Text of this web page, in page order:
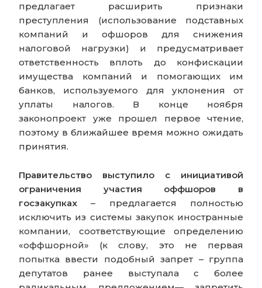
предлагает расширить признаки
преступления (использование подставных
компаний и офшоров для снижения
налоговой нагрузки) и предусматривает
ответственность вплоть до конфискации
имущества компаний и помогающих им
банков, используемого для уклонения от
уплаты налогов. В конце ноября
законопроект уже прошел первое чтение,
поэтому в ближайшее время можно ожидать
принятия.
Правительство выступило с инициативой
ограничения участия оффшоров в
госзакупках – предлагается полностью
исключить из системы закупок иностранные
компании, соответствующие определению
«оффшорной» (к слову, это не первая
попытка ввести подобный запрет – группа
депутатов ранее выступала с более